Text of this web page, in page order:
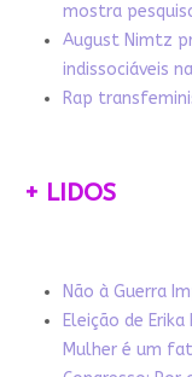
mostra
August Nimtz
indissociáveis
Rap
+ LIDOS
Não à Guerra
Eleição de
Mulher é um